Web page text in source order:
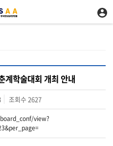
계학술대회 개최 안내
조회수 2627
view?